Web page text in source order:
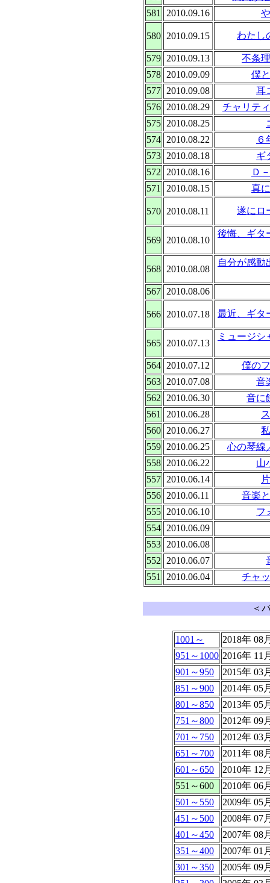
581
2010.09.16
580 2010.09.15 わたし
579 2010.09.13
不条
578
2010.09.09
僕
577
2010.09.08
耳
576
2010.08.29
チャリテ
575
2010.08.25
574
2010.08.22
６
573
2010.08.18
ギ
572
2010.08.16
Ｄ
571
2010.08.15 真
570 2010.08.11 遂にロ
569 2010.08.10
後悔、ギタ
568 2010.08.08
自分が感動
567 2010.08.06
566 2010.07.18 最近、ギタ
565 2010.07.13
ミュージ
564 2010.07.12
僕の
563
2010.07.08
音
562
2010.06.30
音に
561
2010.06.28
560
2010.06.27
559
2010.06.25
心の琴線
558
2010.06.22
山
557
2010.06.14
556
2010.06.11
音楽
555
2010.06.10
フ
554
2010.06.09
553
2010.06.08
552
2010.06.07
551
2010.06.04 チャ
＜
1001～
2018年 08
951～1000 2016年 11
901～950
2015年 03
851～900
2014年 05
801～850
2013年 05
751～800
2012年 09
701～750
2012年 03
651～700
2011年 08
601～650
2010年 12
551～600
2010年 06
501～550
2009年 05
451～500
2008年 07
401～450
2007年 08
351～400
2007年 01
301～350
2005年 09